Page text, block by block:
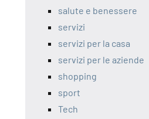
salute e benessere
servizi
servizi per la casa
servizi per le aziende
shopping
sport
Tech